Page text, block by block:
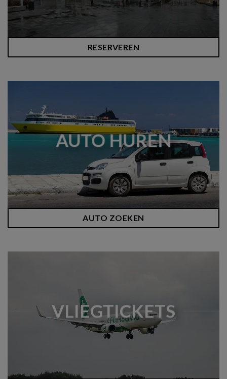
RESERVEREN
AUTO HUREN
AUTO ZOEKEN
VLIEGTICKETS